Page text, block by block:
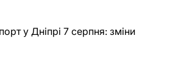
у Дніпрі 7 серпня: зміни